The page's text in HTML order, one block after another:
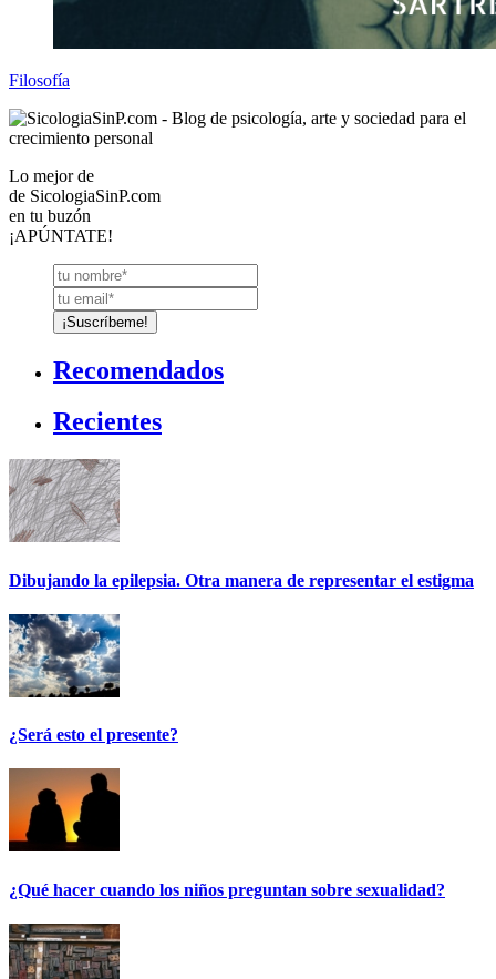
Filosofía
Lo mejor de
de SicologiaSinP.com
en tu buzón
¡APÚNTATE!
Recomendados
Recientes
Dibujando la epilepsia. Otra manera de representar el estigma
¿Será esto el presente?
¿Qué hacer cuando los niños preguntan sobre sexualidad?